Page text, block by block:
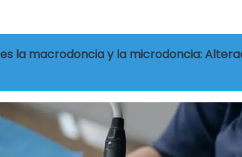
la macrodoncia y la microdoncia: